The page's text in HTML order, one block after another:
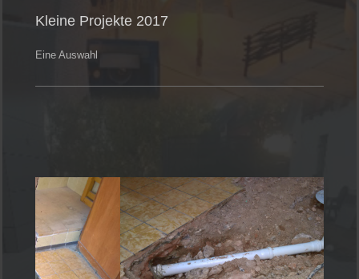
Kleine Projekte 2017
Eine Auswahl